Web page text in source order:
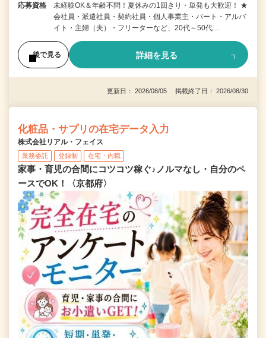
応募資格
未経験OK＆年齢不問！夏休みの1回きり・単発も大歓迎！ ★
会社員・派遣社員・契約社員・個人事業主・パート・アルバ
イト・主婦（夫）・フリーターなど、20代～50代…
後で見る 詳細を見る
更新日： 2026/08/05 掲載終了日： 2026/08/30
化粧品・サプリの在宅データ入力
株式会社リアル・フェイス
業務委託 登録制 在宅・内職
家事・育児の合間にコツコツ稼ぐ♪ノルマなし・自分のペ
ースでOK！〈京都府〉